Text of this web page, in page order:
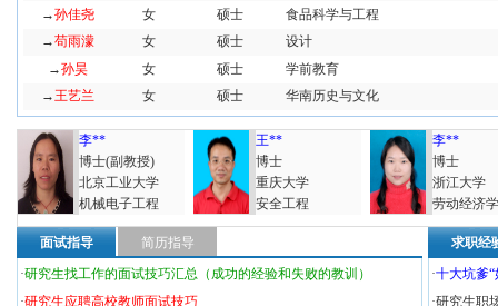
→孙佳尧 女 硕士
食品科学与工程
→苟雨濛 女 硕士
设计
→孙昊 女 硕士
学前教育
→王艺兰 女 硕士 华南历史与文化
李**
博士(副教授)
北京工业大学
机械电子工程
王**
博士
重庆大学
安全工程
李**
博士
浙江大学
劳动经济学
面试指导
简历指导
·研究生找工作的面试技巧汇总（成功的经验和失败的教训）
·研究生应聘高校教师面试技巧
求职经
·十大坑爹
·研究生职